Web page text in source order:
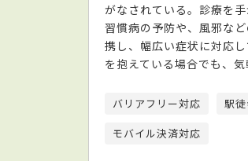
がなされている。診療を
習慣病の予防や、風邪な
携し、幅広い症状に対応
を抱えている場合でも、
バリアフリー対応 駅
モバイル決済対応